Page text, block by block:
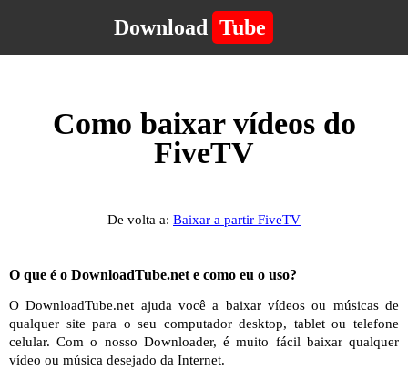
Download Tube
Como baixar vídeos do
FiveTV
De volta a: Baixar a partir FiveTV
O que é o DownloadTube.net e como eu o uso?
O DownloadTube.net ajuda você a baixar vídeos ou músicas de
qualquer site para o seu computador desktop, tablet ou telefone
celular. Com o nosso Downloader, é muito fácil baixar qualquer
vídeo ou música desejado da Internet.